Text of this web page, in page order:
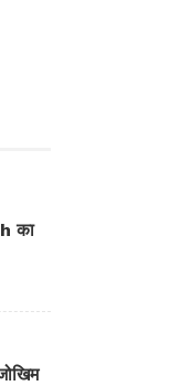
का